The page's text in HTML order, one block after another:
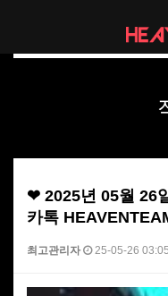
헤븐팀 작업현황
❤ 2025년 05월 26
카톡
최고관리자 25-05-26 03:05